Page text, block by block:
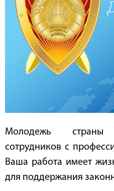
Молодежь страны
сотрудников с
Ваша работа имеет
для поддержания